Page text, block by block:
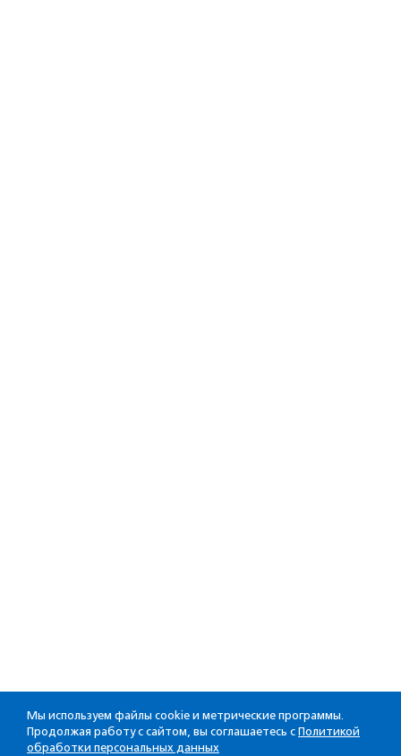
Мы используем файлы cookie и метрические программы.
Продолжая работу с сайтом, вы соглашаетесь с Политикой
обработки персональных данных